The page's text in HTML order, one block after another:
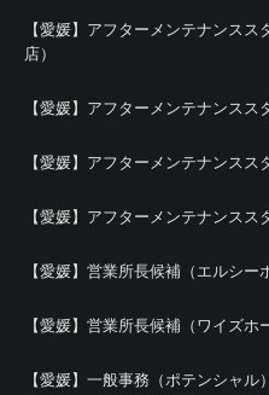
【愛媛】アフターメンテナンス
店）
【愛媛】アフターメンテナンスス
【愛媛】アフターメンテナンスス
【愛媛】アフターメンテナンスス
【愛媛】営業所長候補（エルシー
【愛媛】営業所長候補（ワイズホ
【愛媛】一般事務（ポテンシャ